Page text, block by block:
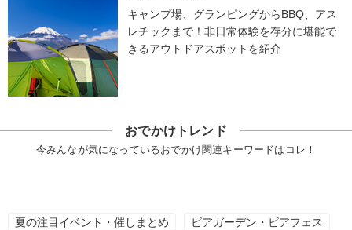
キャンプ場、グランピングからBBQ、アス
レチックまで！非日常体験を存分に堪能で
きるアウトドアスポットを紹介
おでかけトレンド
今みんなが気になっているおでかけ関連キーワードはコレ！
夏の注目イベント・催しまとめ ビアガーデン・ビアフェス